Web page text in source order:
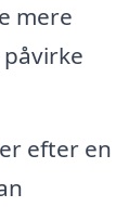
mere
efter en